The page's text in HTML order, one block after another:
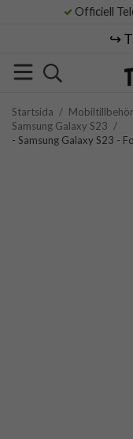
Officiell
↪️
Startsida / Mobiltillbehör
Samsung Galaxy S23 /
- Samsung Galaxy S23 -